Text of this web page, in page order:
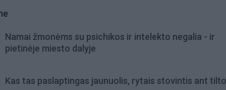
Namai žmonėms su psichikos ir intelekto negalia - ir
pietinėje miesto dalyje
Kas tas paslaptingas jaunuolis, rytais stovintis ant